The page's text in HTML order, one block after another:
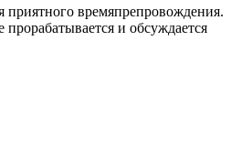
приятного времяпрепровождения.
и обсуждается